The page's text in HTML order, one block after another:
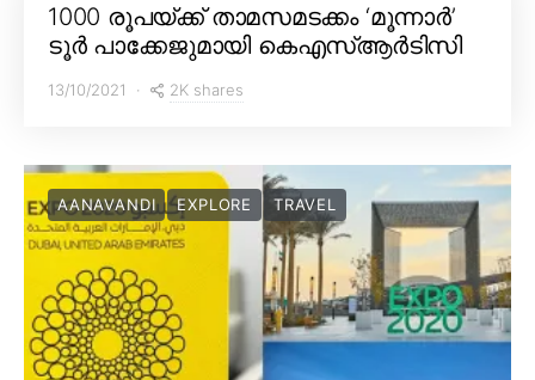
1000 രൂപയ്ക്ക് താമസമടക്കം ‘മൂന്നാർ’
ടൂർ പാക്കേജുമായി കെഎസ്ആർടിസി
13/10/2021 2K shares
AANAVANDI EXPLORE TRAVEL